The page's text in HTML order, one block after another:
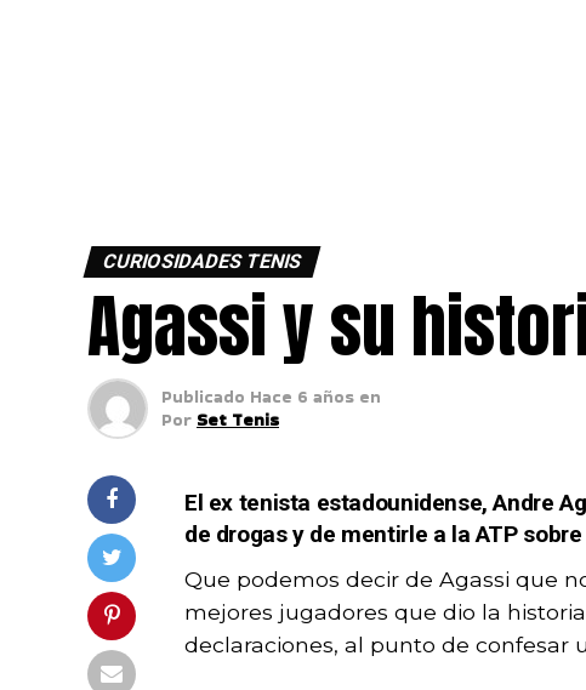
CURIOSIDADES TENIS
Agassi y su
Publicado Hace 6 años en
Por Set Tenis
El ex tenista estadounidense, Andre
de drogas y de mentirle a la ATP
Que podemos decir de Agassi que
mejores jugadores que dio la
declaraciones, al punto de confesar